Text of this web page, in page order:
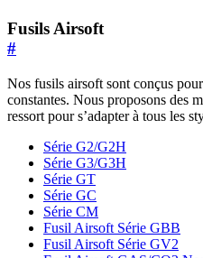
Fusils Airsoft
#
Nos fusils airsoft sont conçus
constantes. Nous proposons des
ressort pour s’adapter à tous les
Série G2/G2H
Série G3/G3H
Série GT
Série GC
Série CM
Fusil Airsoft Série GBB
Fusil Airsoft Série GV2